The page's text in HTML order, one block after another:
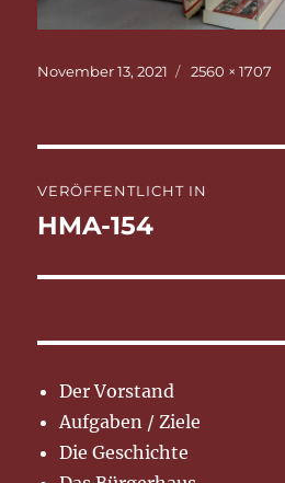
Veröffentlicht
November 13, 2021 Originalgröße
2560 × 1707
VERÖFFENTLICHT IN
HMA-154
Der Vorstand
Aufgaben / Ziele
Die Geschichte